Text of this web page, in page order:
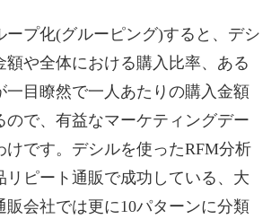
ープ化(グルーピング)すると、デシ
額や全体における購入比率、ある
一目瞭然で一人あたりの購入金額
ので、有益なマーケティングデー
けです。デシルを使ったRFM分析
リピート通販で成功している、大
販会社では更に10パターンに分類